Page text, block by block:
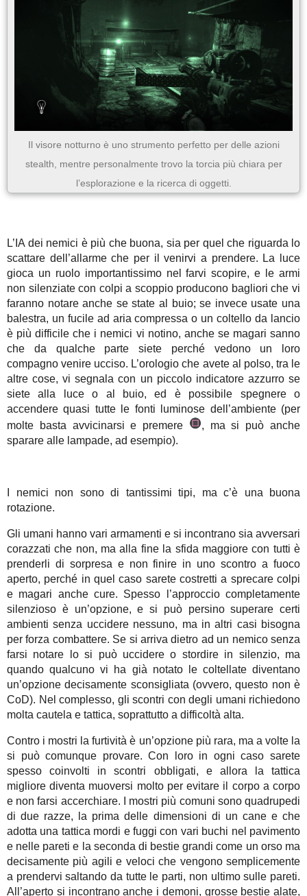
Il visore notturno è uno strumento perfetto per delle azioni
stealth, mentre personalmente trovo la torcia più chiara per
l’esplorazione e la ricerca di oggetti.
L’IA dei nemici è più che buona, sia per quel che riguarda lo
scattare dell’allarme che per il venirvi a prendere. La luce
gioca un ruolo importantissimo nel farvi scopire, e le armi
non silenziate con colpi a scoppio producono bagliori che vi
faranno notare anche se state al buio; se invece usate una
balestra, un fucile ad aria compressa o un coltello da lancio
è più difficile che i nemici vi notino, anche se magari sanno
che da qualche parte siete perché vedono un loro
compagno venire ucciso. L’orologio che avete al polso, tra le
altre cose, vi segnala con un piccolo indicatore azzurro se
siete alla luce o al buio, ed è possibile spegnere o
accendere quasi tutte le fonti luminose dell’ambiente (per
molte basta avvicinarsi e premere
, ma si può anche
sparare alle lampade, ad esempio).
I nemici non sono di tantissimi tipi, ma c’è una buona
rotazione.
Gli umani hanno vari armamenti e si incontrano sia avversari
corazzati che non, ma alla fine la sfida maggiore con tutti è
prenderli di sorpresa e non finire in uno scontro a fuoco
aperto, perché in quel caso sarete costretti a sprecare colpi
e magari anche cure. Spesso l’approccio completamente
silenzioso è un’opzione, e si può persino superare certi
ambienti senza uccidere nessuno, ma in altri casi bisogna
per forza combattere. Se si arriva dietro ad un nemico senza
farsi notare lo si può uccidere o stordire in silenzio, ma
quando qualcuno vi ha già notato le coltellate diventano
un’opzione decisamente sconsigliata (ovvero, questo non è
CoD). Nel complesso, gli scontri con degli umani richiedono
molta cautela e tattica, soprattutto a difficoltà alta.
Contro i mostri la furtività è un’opzione più rara, ma a volte la
si può comunque provare. Con loro in ogni caso sarete
spesso coinvolti in scontri obbligati, e allora la tattica
migliore diventa muoversi molto per evitare il corpo a corpo
e non farsi accerchiare. I mostri più comuni sono quadrupedi
di due razze, la prima delle dimensioni di un cane e che
adotta una tattica mordi e fuggi con vari buchi nel pavimento
e nelle pareti e la seconda di bestie grandi come un orso ma
decisamente più agili e veloci che vengono semplicemente
a prendervi saltando da tutte le parti, non ultimo sulle pareti.
All’aperto si incontrano anche i demoni, grosse bestie alate,